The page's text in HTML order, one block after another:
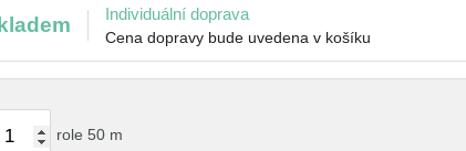
skladem Individuální doprava
Cena dopravy bude uvedena v košíku
role 50 m